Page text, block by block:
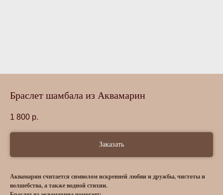
Браслет шамбала из Аквамарин
1 800 р.
Заказать
Аквамарин считается символом искренней любви и дружбы, чистоты и
волшебства, а также водной стихии.